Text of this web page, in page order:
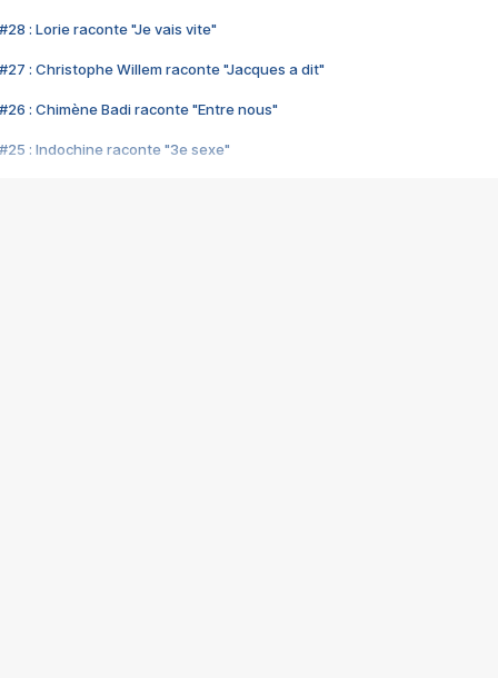
#28 : Lorie raconte "Je vais vite"
#27 : Christophe Willem raconte "Jacques a dit"
#26 : Chimène Badi raconte "Entre nous"
#25 : Indochine raconte "3e sexe"